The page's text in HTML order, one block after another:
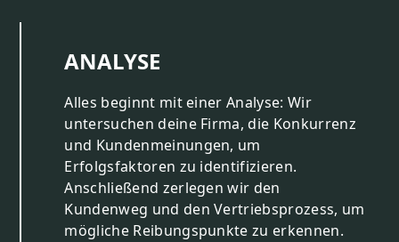
ANALYSE
Alles beginnt mit einer Analyse: Wir
untersuchen deine Firma, die Konkurrenz
und Kundenmeinungen, um
Erfolgsfaktoren zu identifizieren.
Anschließend zerlegen wir den
Kundenweg und den Vertriebsprozess, um
mögliche Reibungspunkte zu erkennen.